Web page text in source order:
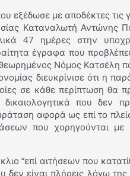
εξέδωσε με αποδέκτες τις
Καταναλωτή Αντώνης
47 ημέρες στην
έγραφα που
Νόμος Κατσέλη
διευκρίνισε ότι η
σε κάθε περίπτωση θα
που δεν
αφορά ως επί το
που χορηγούνται με
“επί αιτήσεων που
δεν είναι πλήρεις λόγω